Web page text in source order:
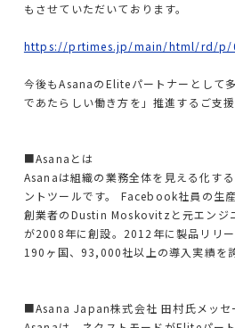
AWS運用・保守代行
サービス一覧
サステナビリティ
私たちの働き方
もさせていただいております。
https://prtimes.jp/main/html/rd/p/
今後もAsanaのEliteパートナーとして
であたらしい働き方を」推進するご支
■Asanaとは
Asanaは組織の業務全体を見える化す
ントツールです。 Facebook社員の生
創業者のDustin Moskovitzと元エン
が2008年に創設。2012年に製品リリ
190ヶ国、93,000社以上の導入実績を誇
■Asana Japan株式会社 田村氏メッセ